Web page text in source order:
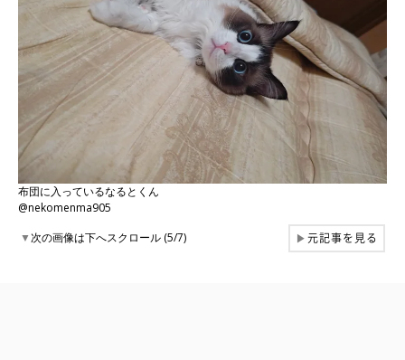
布団に入っているなるとくん
@nekomenma905
▼次の画像は下へスクロール (5/7) ▶元記事を見る